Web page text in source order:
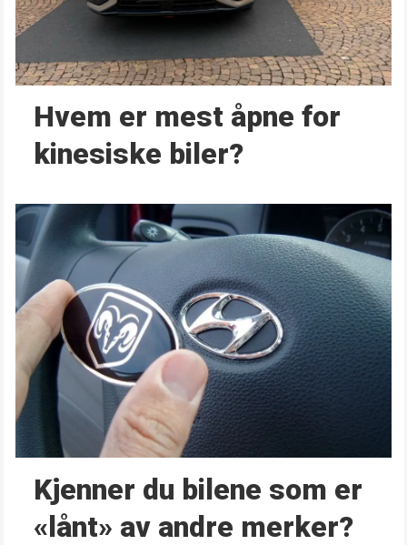
Hvem er mest åpne for
kinesiske biler?
Kjenner du bilene som er
«lånt» av andre merker?